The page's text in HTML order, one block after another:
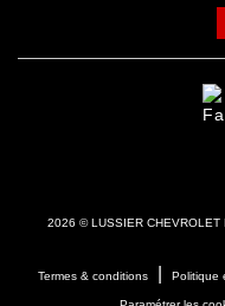
2026 © LUSSIER CHEVROLET
Termes & conditions Politique